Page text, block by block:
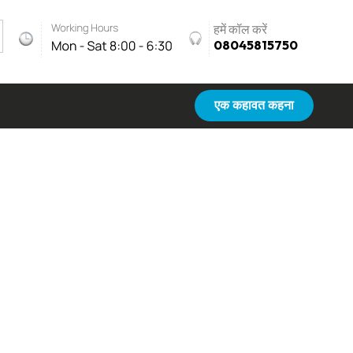
हमें कॉल करें
08045815750
एक कहावत कहना